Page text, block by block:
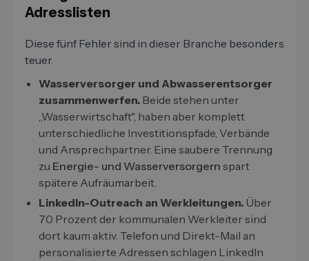
Adresslisten
Diese fünf Fehler sind in dieser Branche besonders
teuer.
Wasserversorger und Abwasserentsorger
zusammenwerfen. Beide stehen unter
„Wasserwirtschaft", haben aber komplett
unterschiedliche Investitionspfade, Verbände
und Ansprechpartner. Eine saubere Trennung
zu Energie- und Wasserversorgern spart
spätere Aufräumarbeit.
LinkedIn-Outreach an Werkleitungen. Über
70 Prozent der kommunalen Werkleiter sind
dort kaum aktiv. Telefon und Direkt-Mail an
personalisierte Adressen schlagen LinkedIn